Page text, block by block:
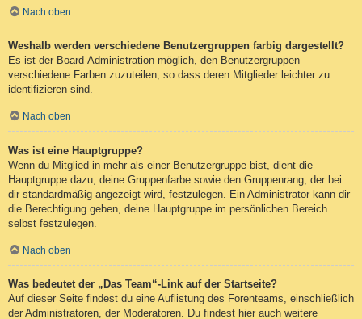
Nach oben
Weshalb werden verschiedene Benutzergruppen farbig dargestellt?
Es ist der Board-Administration möglich, den Benutzergruppen
verschiedene Farben zuzuteilen, so dass deren Mitglieder leichter zu
identifizieren sind.
Nach oben
Was ist eine Hauptgruppe?
Wenn du Mitglied in mehr als einer Benutzergruppe bist, dient die
Hauptgruppe dazu, deine Gruppenfarbe sowie den Gruppenrang, der bei
dir standardmäßig angezeigt wird, festzulegen. Ein Administrator kann dir
die Berechtigung geben, deine Hauptgruppe im persönlichen Bereich
selbst festzulegen.
Nach oben
Was bedeutet der „Das Team“-Link auf der Startseite?
Auf dieser Seite findest du eine Auflistung des Forenteams, einschließlich
der Administratoren, der Moderatoren. Du findest hier auch weitere